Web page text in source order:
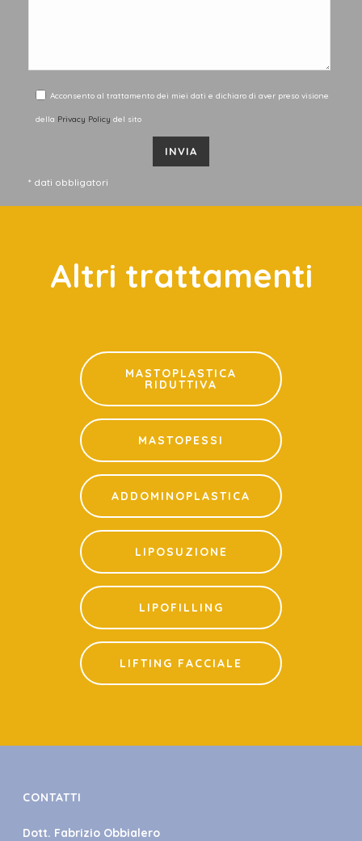
Acconsento al trattamento dei miei dati e dichiaro di aver preso visione
della Privacy Policy del sito
* dati obbligatori
Altri trattamenti
MASTOPLASTICA
RIDUTTIVA
MASTOPESSI
ADDOMINOPLASTICA
LIPOSUZIONE
LIPOFILLING
LIFTING FACCIALE
CONTATTI
Dott. Fabrizio Obbialero